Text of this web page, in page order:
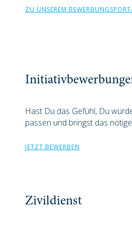
ZU UNSEREM
Hast Du das Gefühl, Du
passen und bringst das
JETZT BEWERBEN
Zivildienst